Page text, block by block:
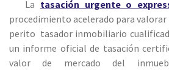
La tasación urgente o
procedimiento acelerado para valorar
perito tasador inmobiliario
un informe oficial de tasación
valor de mercado del